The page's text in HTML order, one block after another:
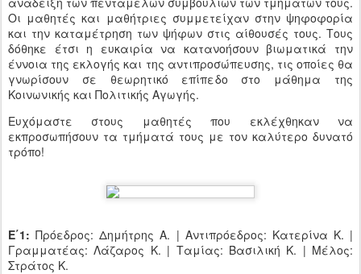
Οι μαθητές και μαθήτριες συμμετείχαν στην ψηφοφορία
και την καταμέτρηση των ψήφων στις αίθουσές τους. Τους
δόθηκε έτσι η ευκαιρία να κατανοήσουν βιωματικά την
έννοια της εκλογής και της αντιπροσώπευσης, τις οποίες θα
γνωρίσουν σε θεωρητικό επίπεδο στο μάθημα της
Κοινωνικής και Πολιτικής Αγωγής.
Ευχόμαστε στους μαθητές που εκλέχθηκαν να
εκπροσωπήσουν τα τμήματά τους με τον καλύτερο δυνατό
τρόπο!
Ε΄1: Πρόεδρος: Δημήτρης Α. | Αντιπρόεδρος: Κατερίνα Κ. |
Γραμματέας: Λάζαρος Κ. | Ταμίας: Βασιλική Κ. | Μέλος:
Στράτος Κ.